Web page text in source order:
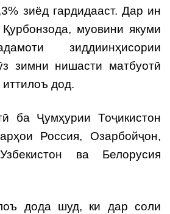
зиёд гардидааст. Дар ин
муовини якуми
зиддиинҳисории
зимни нишасти матбуотӣ
дод.
ба Ҷумҳурии Тоҷикистон
Россия, Озарбойҷон,
ва Белорусия
дода шуд, ки дар соли